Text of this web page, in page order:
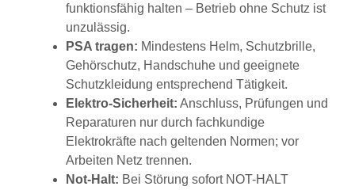
funktionsfähig halten – Betrieb ohne Schutz ist
unzulässig.
PSA tragen: Mindestens Helm, Schutzbrille,
Gehörschutz, Handschuhe und geeignete
Schutzkleidung entsprechend Tätigkeit.
Elektro-Sicherheit: Anschluss, Prüfungen und
Reparaturen nur durch fachkundige
Elektrokräfte nach geltenden Normen; vor
Arbeiten Netz trennen.
Not-Halt: Bei Störung sofort NOT-HALT